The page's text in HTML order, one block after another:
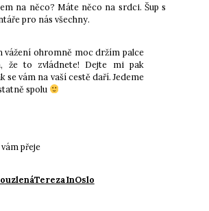
na něco? Máte něco na srdci. Šup s
pro nás všechny.
vážení ohromně moc držím palce
že to zvládnete! Dejte mi pak
se vám na vaší cestě daří. Jedeme
spolu
přeje